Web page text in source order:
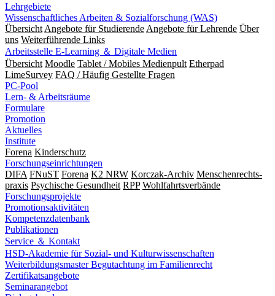
Lehrgebiete
Wissenschaftliches Arbeiten & Sozialforschung (WAS)
Übersicht Angebote für Studierende Angebote für Lehrende Über
uns Weiterführende Links
Arbeitsstelle E-Learning ＆ Digitale Medien
Übersicht Moodle Tablet / Mobiles Medienpult Etherpad
LimeSurvey FAQ / Häufig Gestellte Fragen
PC-Pool
Lern- & Arbeitsräume
Formulare
Promotion
Aktuelles
Institute
Forena Kinderschutz
Forschungseinrichtungen
DIFA FNuST Forena K2 NRW Korczak-Archiv Men­schen­rechts­
praxis Psy­chische Gesund­heit RPP Wohlfahrts­verbände
Forschungsprojekte
Promotionsaktivitäten
Kompetenzdatenbank
Publikationen
Service ＆ Kontakt
HSD-Akademie für Sozial- und Kulturwissenschaften
Weiterbildungsmaster Begutachtung im Familienrecht
Zertifikatsangebote
Seminarangebot